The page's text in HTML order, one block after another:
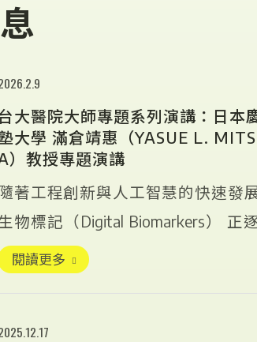
大醫院大師專題系列演講：日本
大學 滿倉靖惠（YASUE L.
）教授專題演講
著工程創新與人工智慧的快速發
物標記（Digital Biomarkers） 正
床醫學與健 […]
閱讀更多